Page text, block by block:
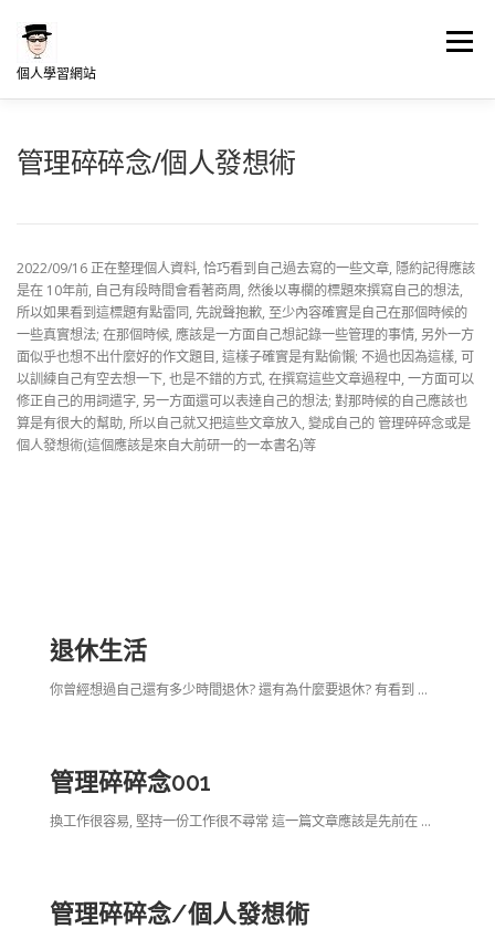
內
個人學習網站
選單
管理碎碎念/個人發想術
2022/09/16 正在整理個人資料, 恰巧看到自己過去寫的一些文章, 隱約記得應該
是在 10年前, 自己有段時間會看著商周, 然後以專欄的標題來撰寫自己的想法,
所以如果看到這標題有點雷同, 先說聲抱歉, 至少內容確實是自己在那個時候的
一些真實想法; 在那個時候, 應該是一方面自己想記錄一些管理的事情, 另外一方
面似乎也想不出什麼好的作文題目, 這樣子確實是有點偷懶; 不過也因為這樣, 可
以訓練自己有空去想一下, 也是不錯的方式, 在撰寫這些文章過程中, 一方面可以
修正自己的用詞遣字, 另一方面還可以表達自己的想法; 對那時候的自己應該也
算是有很大的幫助, 所以自己就又把這些文章放入, 變成自己的 管理碎碎念或是
個人發想術(這個應該是來自大前研一的一本書名)等
退休生活
你曾經想過自己還有多少時間退休? 還有為什麼要退休? 有看到 …
管理碎碎念001
換工作很容易, 堅持一份工作很不尋常 這一篇文章應該是先前在 …
管理碎碎念/個人發想術